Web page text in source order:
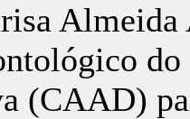
Almeida
(CAAD)